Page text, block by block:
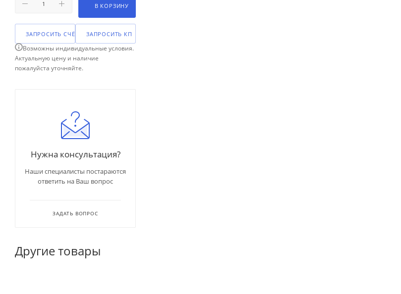
В КОРЗИНУ
ЗАПРОСИТЬ СЧЁТ ЗАПРОСИТЬ КП
Возможны индивидуальные условия.
Актуальную цену и наличие
пожалуйста уточняйте.
Нужна консультация?
Наши специалисты постараются
ответить на Ваш вопрос
ЗАДАТЬ ВОПРОС
Другие товары